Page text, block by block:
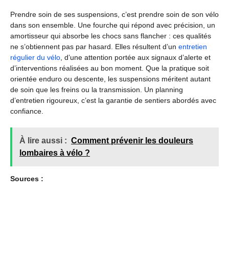
Prendre soin de ses suspensions, c’est prendre soin de son vélo
dans son ensemble. Une fourche qui répond avec précision, un
amortisseur qui absorbe les chocs sans flancher : ces qualités
ne s’obtiennent pas par hasard. Elles résultent d’un entretien
régulier du vélo , d’une attention portée aux signaux d’alerte et
d’interventions réalisées au bon moment. Que la pratique soit
orientée enduro ou descente, les suspensions méritent autant
de soin que les freins ou la transmission. Un planning
d’entretien rigoureux, c’est la garantie de sentiers abordés avec
confiance.
À lire aussi : Comment prévenir les douleurs
lombaires à vélo ?
Sources :